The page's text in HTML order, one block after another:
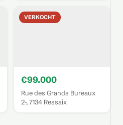
VERKOCHT
€99.000
Rue des Grands Bureaux
2-, 7134 Ressaix